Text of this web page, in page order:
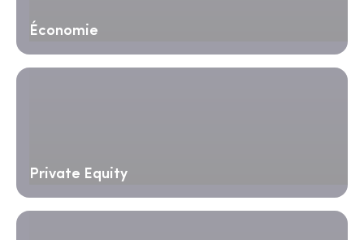
Économie
Private Equity